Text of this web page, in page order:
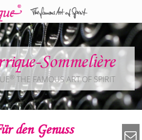
Sommelière
® THE FAMOUS ART OF SPIRIT
den Genuss